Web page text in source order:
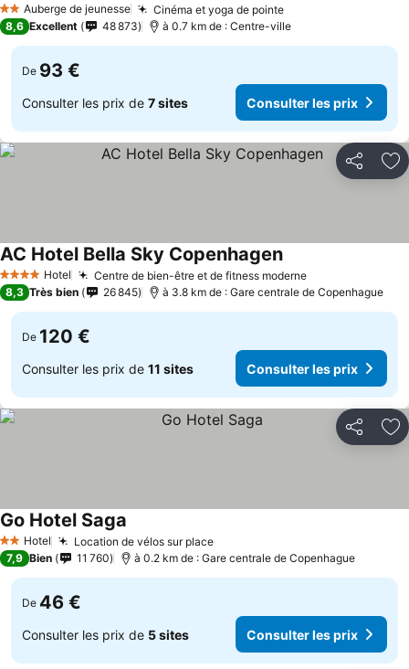
2 ÉtoilesAuberge de jeunesse Cinéma et yoga de pointe
8,6 Excellent 48 873 à 0.7 km de : Centre-ville
De 93 €
Consulter les prix de 7 sites Consulter les prix
Partager
4 Étoiles Hotel Centre de bien-être et de fitness moderne
AC Hotel Bella Sky Copenhagen
8,3 Très bien 26 845 à 3.8 km de : Gare centrale de Copenhague
De 120 €
Consulter les prix de 11 sites Consulter les prix
Partager
2 Étoiles
Hotel Location de vélos sur place
Go Hotel Saga
7,9 Bien 11 760 à 0.2 km de : Gare centrale de Copenhague
De 46 €
Consulter les prix de 5 sites Consulter les prix